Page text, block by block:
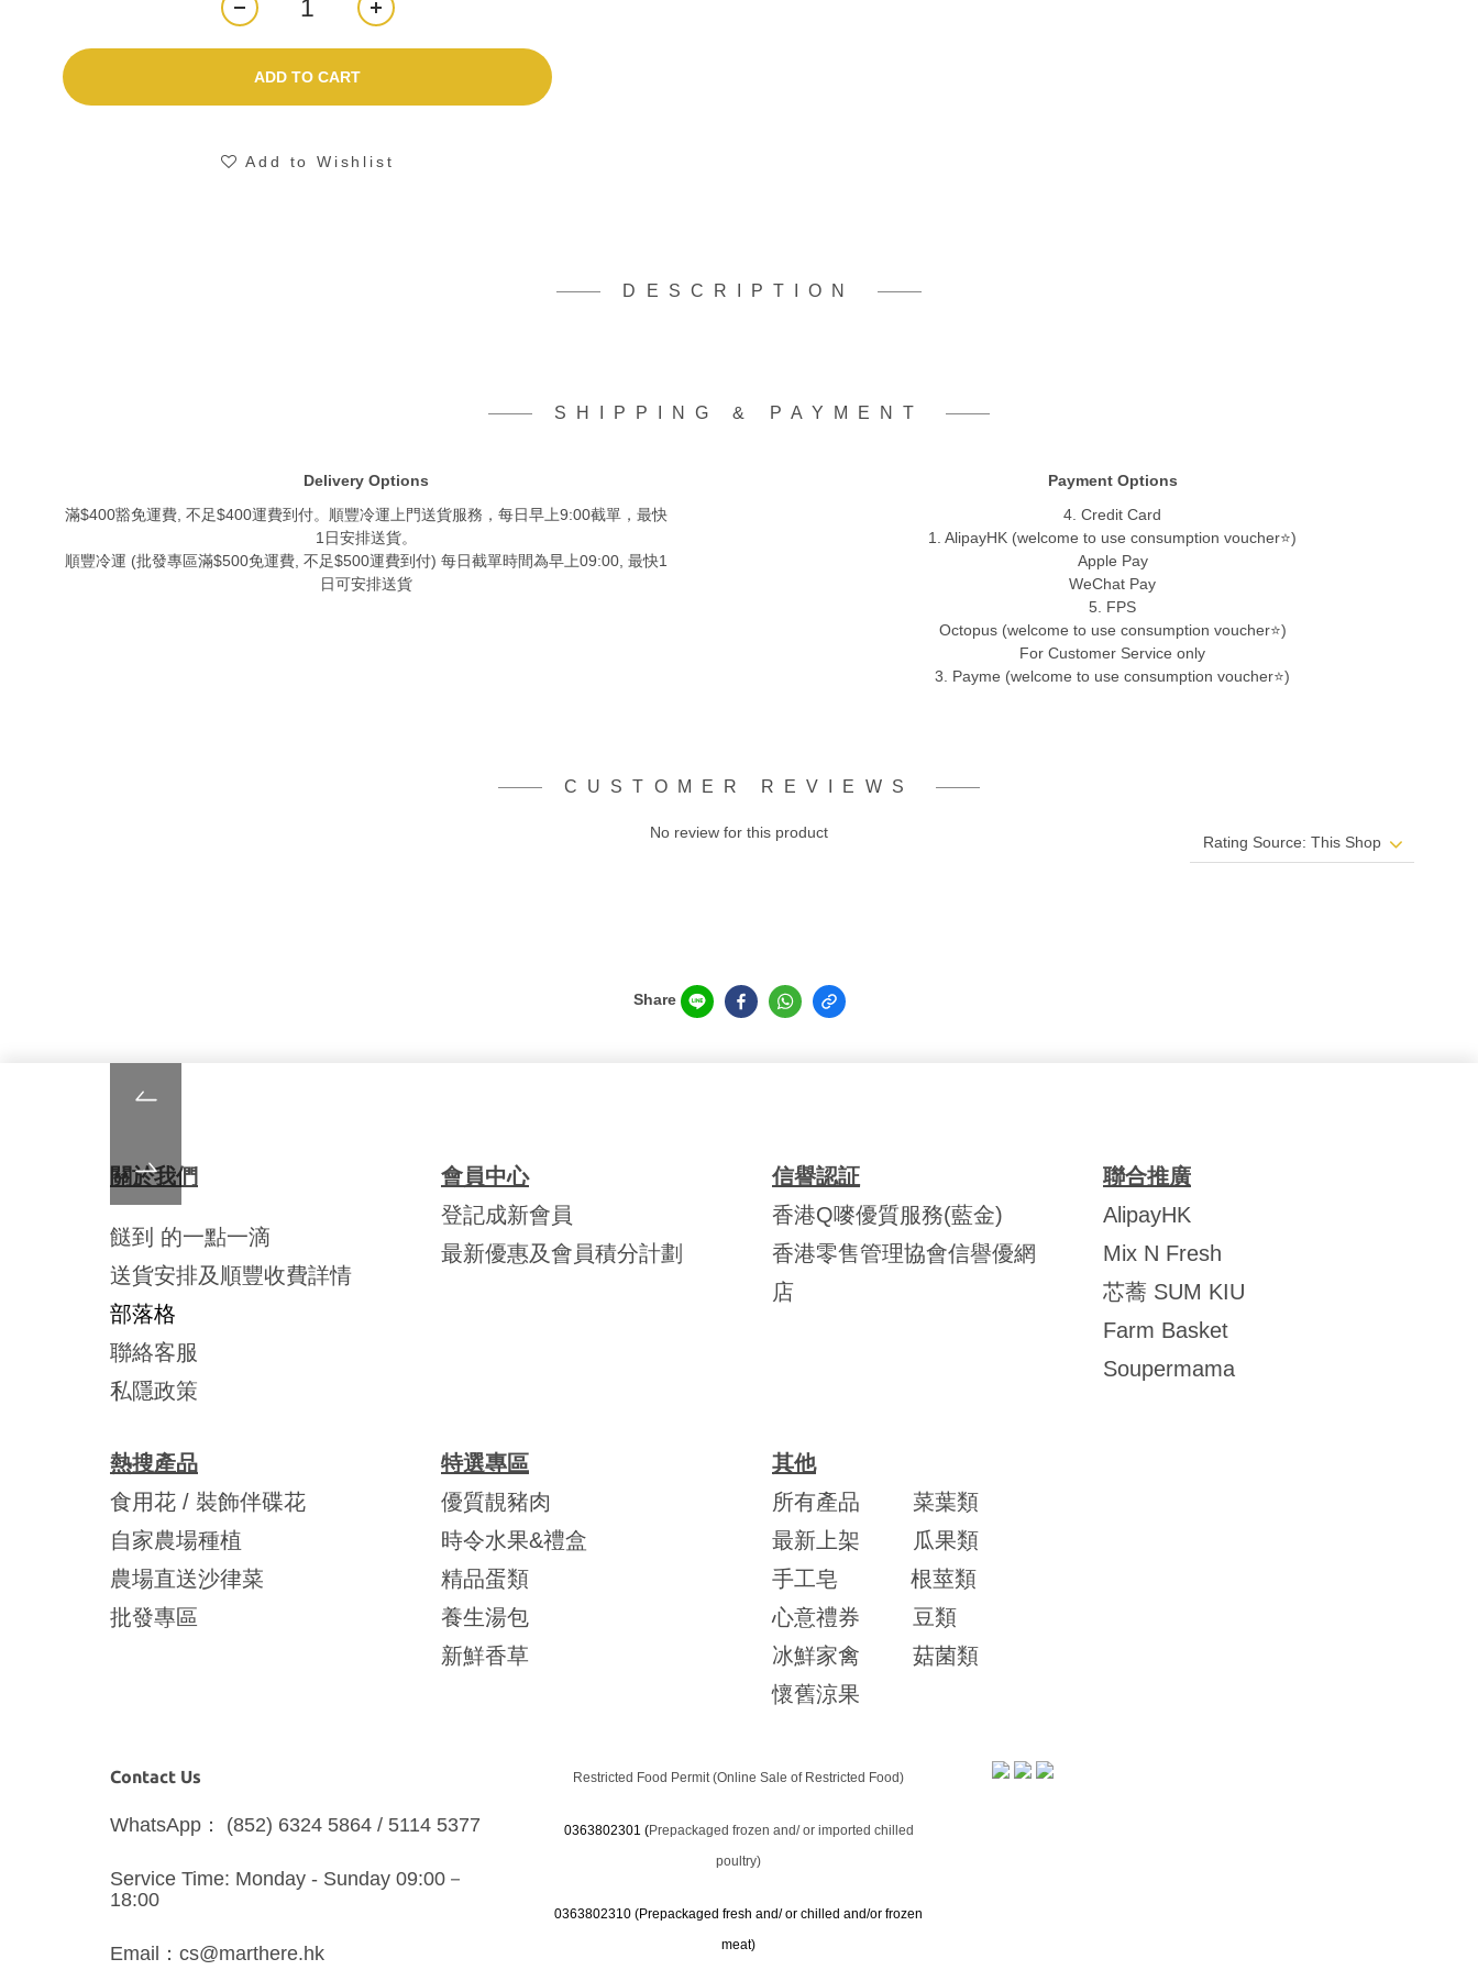
ADD TO CART
Add to Wishlist
DESCRIPTION
SHIPPING & PAYMENT
Delivery Options
滿$400豁免運費, 不足$400運費到付。順豐冷運上門送貨服務，每日早上9:00截單，最快
1日安排送貨。
順豐冷運 (批發專區滿$500免運費, 不足$500運費到付) 每日截單時間為早上09:00, 最快1
日可安排送貨
Payment Options
4. Credit Card
1. AlipayHK (welcome to use consumption voucher⭐)
Apple Pay
WeChat Pay
5. FPS
Octopus (welcome to use consumption voucher⭐)
For Customer Service only
3. Payme (welcome to use consumption voucher⭐)
CUSTOMER REVIEWS
No review for this product
Share
關於我們
餸到 的一點一滴
送貨安排及順豐收費詳情
部落格
聯絡客服
私隱政策
會員中心
登記成新會員
最新優惠及會員積分計劃
信譽認証
香港Q嘜優質服務(藍金)
香港零售管理協會信譽優網
店
聯合推廣
AlipayHK
Mix N Fresh
芯蕎 SUM KIU
Farm Basket
Soupermama
熱搜產品
食用花 / 裝飾伴碟花
自家農場種植
農場直送沙律菜
批發專區
特選專區
優質靚豬肉
時令水果&禮盒
精品蛋類
養生湯包
新鮮香草
其他
所有產品
菜葉類
最新上架
瓜果類
手工皂
根莖類
心意禮券
豆類
冰鮮家禽
菇菌類
懷舊涼果
Contact Us
WhatsApp： (852) 6324 5864 / 5114 5377
Service Time: Monday - Sunday 09:00－
18:00
Email：cs@marthere.hk
Restricted Food Permit (Online Sale of Restricted Food)
0363802301 (Prepackaged frozen and/ or imported chilled
poultry)
0363802310 (Prepackaged fresh and/ or chilled and/or frozen
meat)